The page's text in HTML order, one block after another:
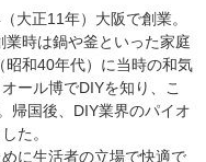
大正11年）大阪で創業。
業時は鍋や釜といった家庭
昭和40年代）に当時の和気
ール博でDIYを知り、こ
帰国後、DIY業界のパイオ
た。
に生活者の立場で快適で